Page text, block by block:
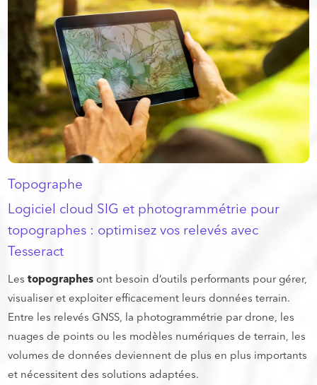
Topographe
Logiciel cloud SIG et photogrammétrie pour
topographes : optimisez vos relevés avec
Tesseract
Lestopographesont besoin d’outils performants pour gérer,
visualiser et exploiter efficacement leurs données terrain.
Entre les relevés GNSS, la photogrammétrie par drone, les
nuages de points ou les modèles numériques de terrain, les
volumes de données deviennent de plus en plus importants
et nécessitent des solutions adaptées.